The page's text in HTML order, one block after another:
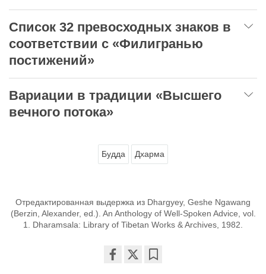
Список 32 превосходных знаков в
соответствии с «Филигранью
постижений»
Вариации в традиции «Высшего
вечного потока»
Будда Дхарма
Отредактированная выдержка из Dhargyey, Geshe Ngawang
(Berzin, Alexander, ed.). An Anthology of Well-Spoken Advice, vol.
1. Dharamsala: Library of Tibetan Works & Archives, 1982.